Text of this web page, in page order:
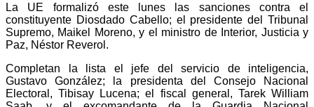
La UE formalizó este lunes las sanciones contra el
constituyente Diosdado Cabello; el presidente del Tribunal
Supremo, Maikel Moreno, y el ministro de Interior, Justicia y
Paz, Néstor Reverol.
Completan la lista el jefe del servicio de inteligencia,
Gustavo González; la presidenta del Consejo Nacional
Electoral, Tibisay Lucena; el fiscal general, Tarek William